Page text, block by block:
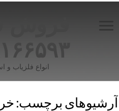
انواع فلزیاب و
آرشیوهای برچسب: